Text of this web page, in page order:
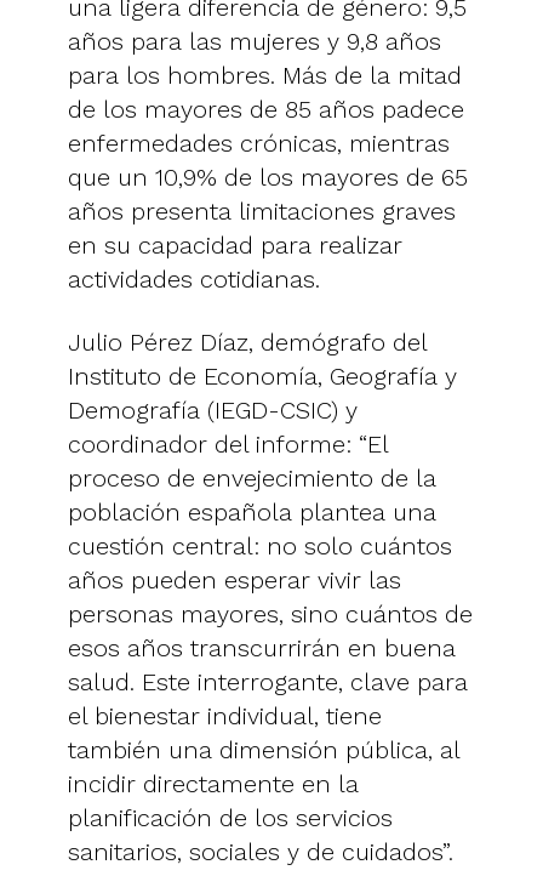
una ligera diferencia de género: 9,5
años para las mujeres y 9,8 años
para los hombres. Más de la mitad
de los mayores de 85 años padece
enfermedades crónicas, mientras
que un 10,9% de los mayores de 65
años presenta limitaciones graves
en su capacidad para realizar
actividades cotidianas.
Julio Pérez Díaz, demógrafo del
Instituto de Economía, Geografía y
Demografía (IEGD-CSIC) y
coordinador del informe: “El
proceso de envejecimiento de la
población española plantea una
cuestión central: no solo cuántos
años pueden esperar vivir las
personas mayores, sino cuántos de
esos años transcurrirán en buena
salud. Este interrogante, clave para
el bienestar individual, tiene
también una dimensión pública, al
incidir directamente en la
planificación de los servicios
sanitarios, sociales y de cuidados”.